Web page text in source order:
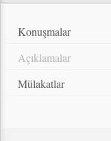
Konuşmalar
Açıklamalar
Mülakatlar